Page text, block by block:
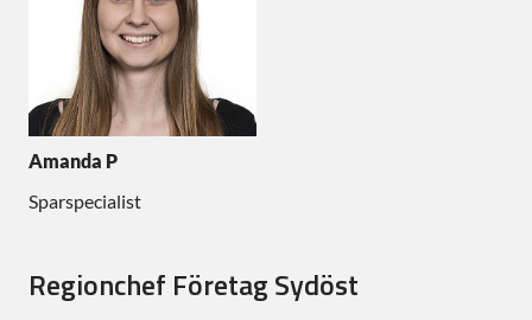
Amanda P
Sparspecialist
Regionchef Företag Sydöst